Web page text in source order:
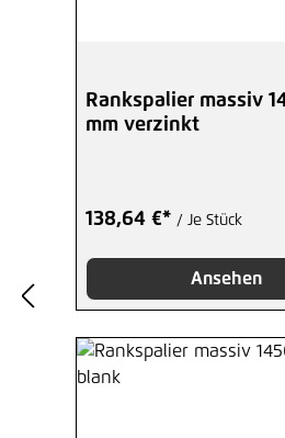
Rankspalier massiv
mm verzinkt
138,64 €* / Je Stück
Ansehen